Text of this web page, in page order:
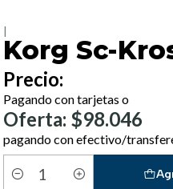
Korg Sc-
Precio:
Pagando con tarjetas o
Oferta: $98.046
pagando con efectivo/
Cantidad